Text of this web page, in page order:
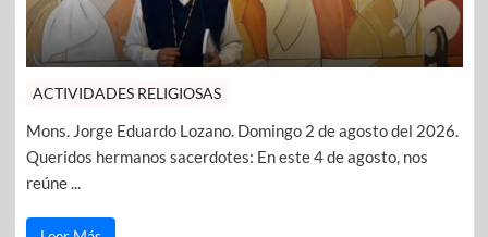
ACTIVIDADES RELIGIOSAS
Mons. Jorge Eduardo Lozano. Domingo 2 de agosto del 2026.
Queridos hermanos sacerdotes: En este 4 de agosto, nos
reúne ...